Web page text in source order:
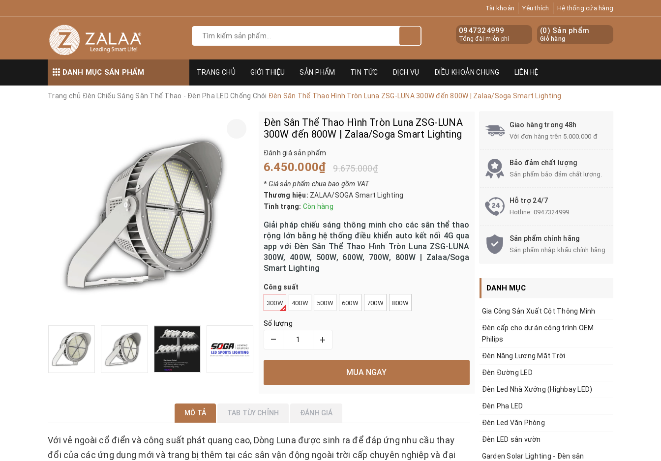
Tài khoản Yêu thích Hệ thống cửa hàng
(0) Sản phẩm
Giỏ hàng
0947324999
Tổng đài miễn phí
DANH MỤC SẢN PHẨM TRANG CHỦ GIỚI THIỆU SẢN PHẨM TIN TỨC DỊCH VỤ ĐIỀU KHOẢN CHUNG LIÊN HỆ
Trang chủ Đèn Chiếu Sáng Sân Thể Thao - Đèn Pha LED Chống Chói Đèn Sân Thể Thao Hình Tròn Luna ZSG-LUNA 300W đến 800W | Zalaa/Soga Smart Lighting
Đèn Sân Thể Thao Hình Tròn Luna ZSG-LUNA
300W đến 800W | Zalaa/Soga Smart Lighting
Đánh giá sản phẩm
6.450.000₫ 9.675.000₫
*Giá sản phẩm chưa bao gồm VAT
Thương hiệu: ZALAA/SOGA Smart Lighting
Tình trạng: Còn hàng
Giải pháp chiếu sáng thông minh cho các sân thể thao
rộng lớn bằng hệ thống điều khiển auto kết nối 4G qua
app với Đèn Sân Thể Thao Hình Tròn Luna ZSG-LUNA
300W, 400W, 500W, 600W, 700W, 800W | Zalaa/Soga
Smart Lighting
Công suất
300W 400W 500W 600W 700W 800W
Số lượng
– +
MUA NGAY
MÔ TẢ TAB TÙY CHỈNH ĐÁNH GIÁ
Với vẻ ngoài cổ điển và công suất phát quang cao, Dòng Luna được sinh ra để đáp ứng nhu cầu thay
đổi của các ứng dụng mới và trang bị thêm tại các sân vận động ngoài trời cấp chuyên nghiệp và đại
Giao hàng trong 48h
Với đơn hàng trên 5.000.000 đ
Bảo đảm chất lượng
Sản phẩm bảo đảm chất lượng.
Hỗ trợ 24/7
Hotline: 0947324999
Sản phẩm chính hãng
Sản phẩm nhập khẩu chính hãng
DANH MỤC
Gia Công Sản Xuất Cột Thông Minh
Đèn cấp cho dự án công trình OEM
Philips
Đèn Năng Lượng Mặt Trời
Đèn Đường LED
Đèn Led Nhà Xưởng (Highbay LED)
Đèn Pha LED
Đèn Led Văn Phòng
Đèn LED sân vườn
Garden Solar Lighting - Đèn sân